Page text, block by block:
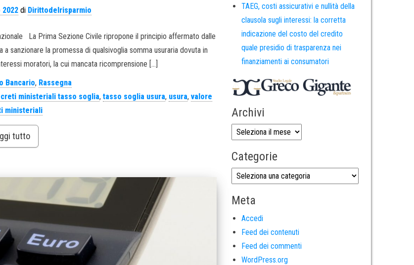
2022 di Dirittodelrisparmio
La Prima Sezione Civile ripropone il principio affermato dalle
sanzionare la promessa di qualsivoglia somma usuraria dovuta in
moratori, la cui mancata ricomprensione […]
Bancario, Rassegna
ministeriali tasso soglia, tasso soglia usura, usura, valore
ministeriali
tutto
TAEG, costi assicurativi e nullità della
clausola sugli interessi: la corretta
indicazione del costo del credito
quale presidio di trasparenza nei
finanziamenti ai consumatori
Archivi
Categorie
Meta
Accedi
Feed dei contenuti
Feed dei commenti
WordPress.org